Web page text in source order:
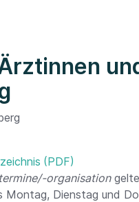
organisation
Montag, Dienstag und